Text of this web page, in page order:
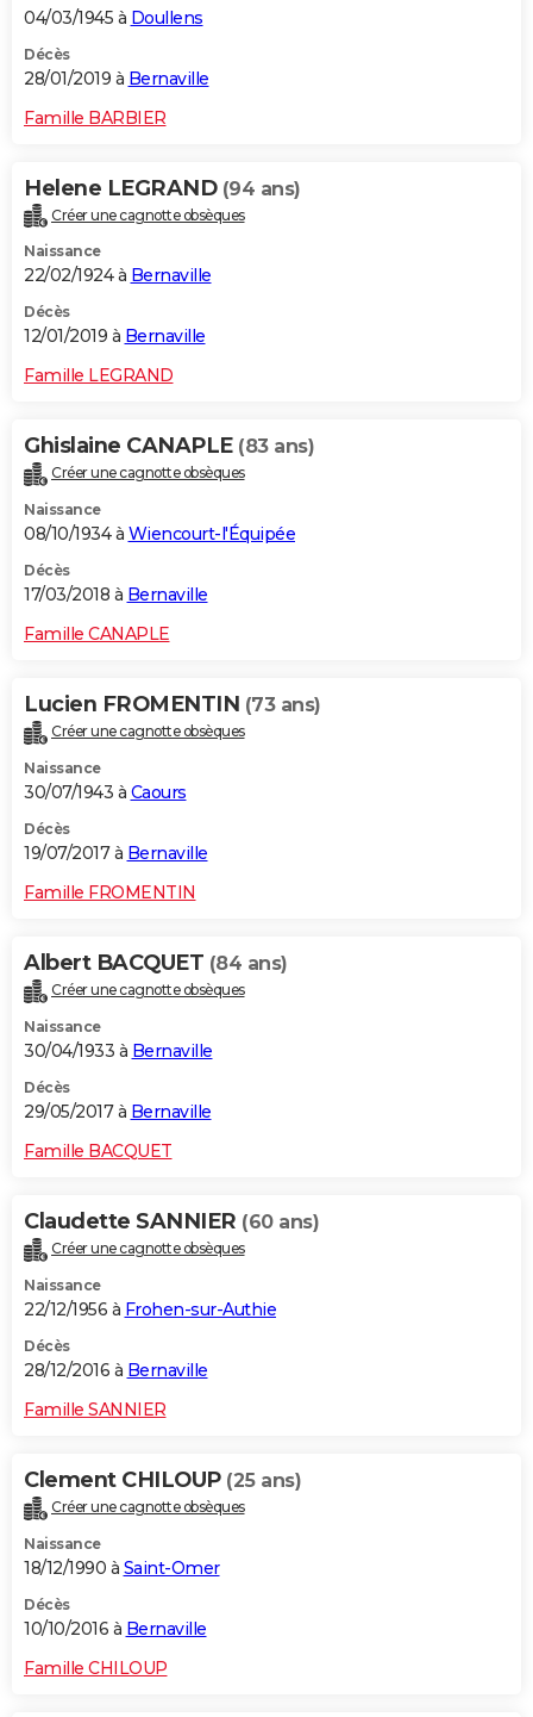
04/03/1945 à Doullens
Décès
28/01/2019 à Bernaville
Famille BARBIER
Helene LEGRAND (94 ans)
Créer une cagnotte obsèques
Naissance
22/02/1924 à Bernaville
Décès
12/01/2019 à Bernaville
Famille LEGRAND
Ghislaine CANAPLE (83 ans)
Créer une cagnotte obsèques
Naissance
08/10/1934 à Wiencourt-l'Équipée
Décès
17/03/2018 à Bernaville
Famille CANAPLE
Lucien FROMENTIN (73 ans)
Créer une cagnotte obsèques
Naissance
30/07/1943 à Caours
Décès
19/07/2017 à Bernaville
Famille FROMENTIN
Albert BACQUET (84 ans)
Créer une cagnotte obsèques
Naissance
30/04/1933 à Bernaville
Décès
29/05/2017 à Bernaville
Famille BACQUET
Claudette SANNIER (60 ans)
Créer une cagnotte obsèques
Naissance
22/12/1956 à Frohen-sur-Authie
Décès
28/12/2016 à Bernaville
Famille SANNIER
Clement CHILOUP (25 ans)
Créer une cagnotte obsèques
Naissance
18/12/1990 à Saint-Omer
Décès
10/10/2016 à Bernaville
Famille CHILOUP